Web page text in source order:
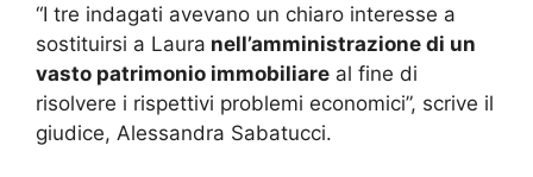
“I tre indagati avevano un chiaro interesse a
sostituirsi a Laura nell’amministrazione di un
vasto patrimonio immobiliare al fine di
risolvere i rispettivi problemi economici”, scrive il
giudice, Alessandra Sabatucci.